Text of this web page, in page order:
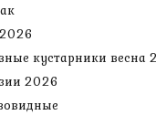
кустарники весна
2026